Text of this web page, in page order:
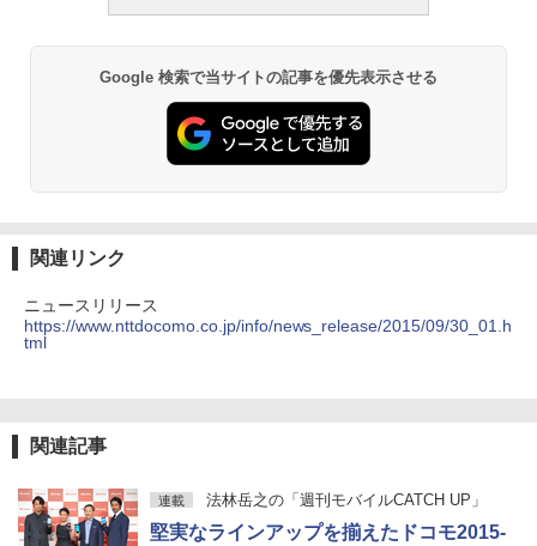
Google 検索で当サイトの記事を優先表示させる
関連リンク
ニュースリリース
https://www.nttdocomo.co.jp/info/news_release/2015/09/30_01.h
tml
関連記事
連載 法林岳之の「週刊モバイルCATCH UP」
堅実なラインアップを揃えたドコモ2015-